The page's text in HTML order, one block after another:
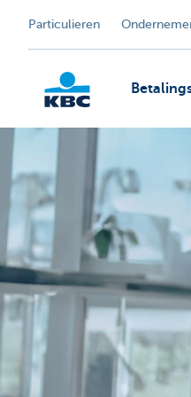
Particulieren
KBC